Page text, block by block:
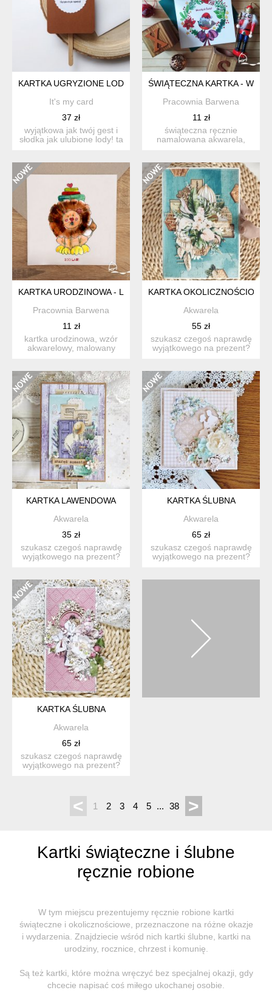
KARTKA UGRYZIONE LODY
It's my card
37 zł
wyjątkowa jak twój gest i
słodka jak ulubione lody! ta
ŚWIĄTECZNA KARTKA -
Pracownia Barwena
11 zł
świąteczna ręcznie
namalowana akwarela,
KARTKA URODZINOWA - LEW 1
Pracownia Barwena
11 zł
kartka urodzinowa, wzór
akwarelowy, malowany
KARTKA OKOLICZNOŚCIOWA
Akwarela
55 zł
szukasz czegoś naprawdę
wyjątkowego na prezent?
KARTKA LAWENDOWA
Akwarela
35 zł
szukasz czegoś naprawdę
wyjątkowego na prezent?
KARTKA ŚLUBNA
Akwarela
65 zł
szukasz czegoś naprawdę
wyjątkowego na prezent?
KARTKA ŚLUBNA
Akwarela
65 zł
szukasz czegoś naprawdę
wyjątkowego na prezent?
< 1 2 3 4 5 ... 38 >
Kartki świąteczne i ślubne
ręcznie robione
W tym miejscu prezentujemy ręcznie robione kartki
świąteczne i okolicznościowe, przeznaczone na różne okazje
i wydarzenia. Znajdziecie wśród nich kartki ślubne, kartki na
urodziny, rocznice, chrzest i komunię.
Są też kartki, które można wręczyć bez specjalnej okazji, gdy
chcecie napisać coś miłego ukochanej osobie.